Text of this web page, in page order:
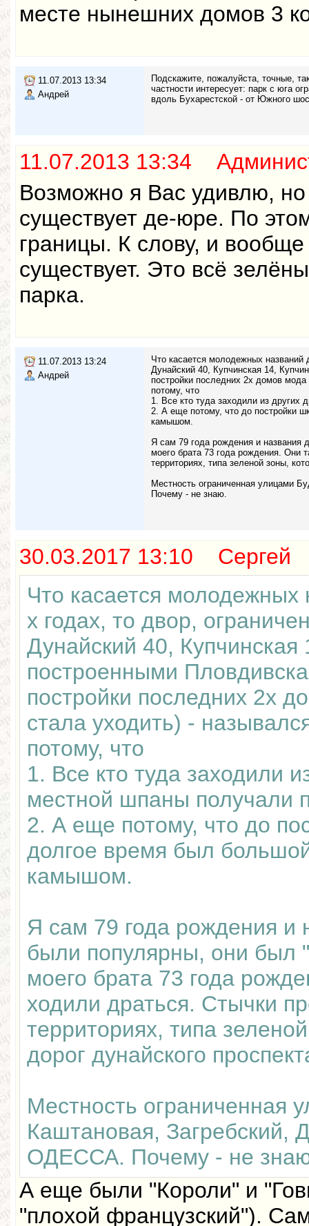
месте нынешних домов 3
11.07.2013 13:34
Андрей
Подскажите, пожалуйста, точные,
частности интересует: парк с юга
вдоль Бухарестской - от Южного
11.07.2013 13:34
Возможно я Вас удивлю,
существует де-юре. По
границы. К слову, и
существует. Это всё
парка.
11.07.2013 13:24
Андрей
Что касается молодежных названий
Дунайский 40, Купчинская 14,
постройки последних 2х домов
потому, что
1. Все кто туда заходили из других
2. А еще потому, что до постройки
камышом.
Я сам 79 года рождения и названия
моего брата 73 года рождения. Они
территориях, типа зеленой зоны,
Местность ограниченная улицами
Почему - не знаю.
30.03.2017 13:10 Сергей
Что касается молодежных
х годах, то двор,
Дунайский 40, Купчинская
построенными
постройки последних 2х
стала уходить) -
потому, что
1. Все кто туда заходили
местной шпаны получали
2. А еще потому, что до
долгое время был
камышом.
Я сам 79 года рождения и
были популярны, они был
моего брата 73 года
ходили драться. Стычки
территориях, типа
дорог дунайского
Местность ограниченная
Каштановая, Загребский,
ОДЕССА. Почему - не
А еще были "Короли" и
"плохой французский").